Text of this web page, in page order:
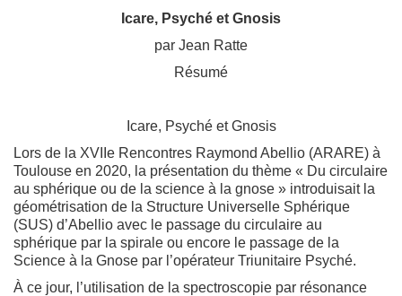
Icare, Psyché et Gnosis
par Jean Ratte
Résumé
Icare, Psyché et Gnosis
Lors de la XVIIe Rencontres Raymond Abellio (ARARE) à
Toulouse en 2020, la présentation du thème « Du circulaire
au sphérique ou de la science à la gnose » introduisait la
géométrisation de la Structure Universelle Sphérique
(SUS) d’Abellio avec le passage du circulaire au
sphérique par la spirale ou encore le passage de la
Science à la Gnose par l’opérateur Triunitaire Psyché.
À ce jour, l’utilisation de la spectroscopie par résonance